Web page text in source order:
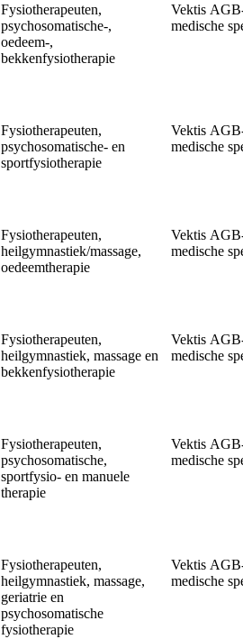
Fysiotherapeuten,
psychosomatische-,
oedeem-,
bekkenfysiotherapie
Vektis
medische
Fysiotherapeuten,
psychosomatische- en
sportfysiotherapie
Vektis
medische
Fysiotherapeuten,
heilgymnastiek/massage,
oedeemtherapie
Vektis
medische
Fysiotherapeuten,
heilgymnastiek, massage en
bekkenfysiotherapie
Vektis
medische
Fysiotherapeuten,
psychosomatische,
sportfysio- en manuele
therapie
Vektis
medische
Fysiotherapeuten,
heilgymnastiek, massage,
geriatrie en
psychosomatische
fysiotherapie
Vektis
medische